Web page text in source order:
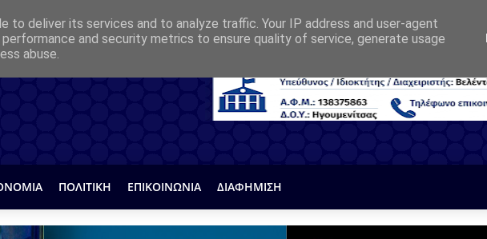
ΠΟΛΙΤΙΚΗ ΕΠΙΚΟΙΝΩΝΙΑ ΔΙΑΦΗΜΙΣΗ
to deliver its services and to analyze traffic. Your IP address and user-agent
and security metrics to ensure quality of service, generate usage
abuse.